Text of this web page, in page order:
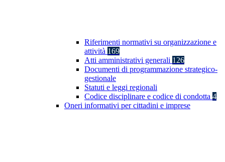
Riferimenti normativi su organizzazione e
attività 169
Atti amministrativi generali 126
Documenti di programmazione strategico-
gestionale
Statuti e leggi regionali
Codice disciplinare e codice di condotta 4
Oneri informativi per cittadini e imprese